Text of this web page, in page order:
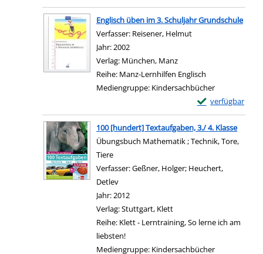
Zum Download
Englisch üben im 3. Schuljahr Grundschule
Verfasser: Reisener, Helmut
Jahr:2002
Verlag: München, Manz
Reihe: Manz-Lernhilfen Englisch
Mediengruppe: Kindersachbücher
verfügbar
Exemplar-Details
Zum Download
100 [hundert] Textaufgaben, 3./ 4. Klasse
Übungsbuch Mathematik ; Technik, Tore,
Tiere
Verfasser:Geßner, Holger; Heuchert,
Detlev
Jahr:2012
Verlag:Stuttgart, Klett
Reihe: Klett - Lerntraining, So lerne ich am
liebsten!
Mediengruppe: Kindersachbücher